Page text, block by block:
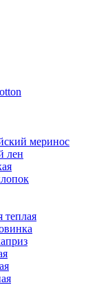
меринос
лен
теплая